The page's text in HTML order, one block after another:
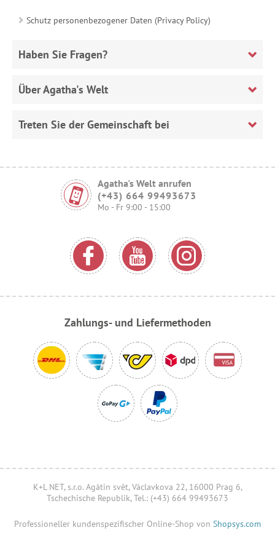
Schutz personenbezogener Daten (Privacy Policy)
Haben Sie Fragen?
Über Agatha's Welt
Treten Sie der Gemeinschaft bei
Agatha's Welt anrufen
(+43) 664 99493673
Mo - Fr 9:00 - 15:00
Zahlungs- und Liefermethoden
K+L NET, s.r.o. Agátin svět, Václavkova 22, 16000 Prag 6,
Tschechische Republik, Tel.: (+43) 664 99493673
Professioneller kundenspezifischer Online-Shop von Shopsys.com